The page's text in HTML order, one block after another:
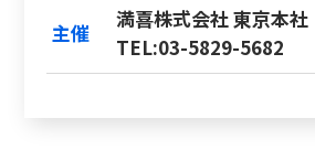
主催
満喜株式会社 東京本社
TEL:03-5829-5682